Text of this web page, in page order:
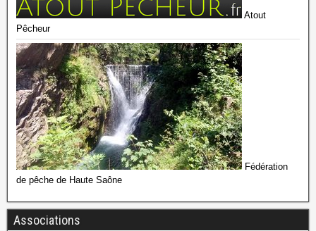
Atout
Pêcheur
Fédération
de pêche de Haute Saône
Associations